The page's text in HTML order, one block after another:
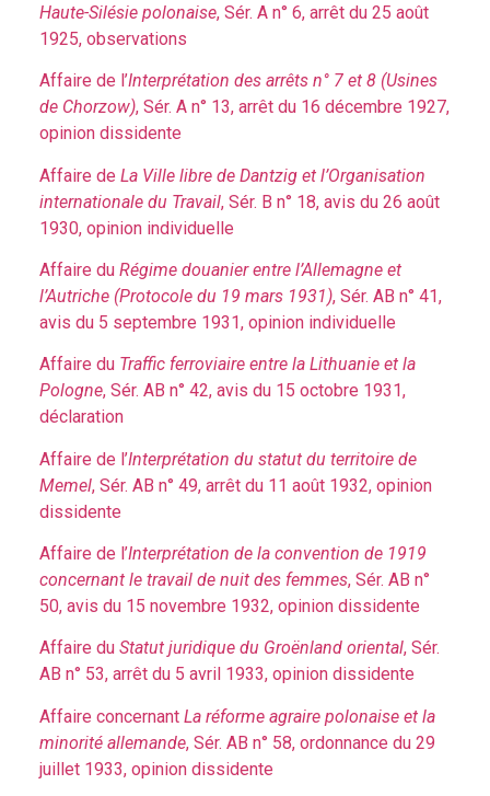
Haute-Silésie polonaise, Sér. A n° 6, arrêt du 25 août
1925, observations
Affaire de l’Interprétation des arrêts n° 7 et 8 (Usines
de Chorzow), Sér. A n° 13, arrêt du 16 décembre 1927,
opinion dissidente
Affaire de La Ville libre de Dantzig et l’Organisation
internationale du Travail, Sér. B n° 18, avis du 26 août
1930, opinion individuelle
Affaire du Régime douanier entre l’Allemagne et
l’Autriche (Protocole du 19 mars 1931), Sér. AB n° 41,
avis du 5 septembre 1931, opinion individuelle
Affaire du Traffic ferroviaire entre la Lithuanie et la
Pologne, Sér. AB n° 42, avis du 15 octobre 1931,
déclaration
Affaire de l’Interprétation du statut du territoire de
Memel, Sér. AB n° 49, arrêt du 11 août 1932, opinion
dissidente
Affaire de l’Interprétation de la convention de 1919
concernant le travail de nuit des femmes, Sér. AB n°
50, avis du 15 novembre 1932, opinion dissidente
Affaire du Statut juridique du Groënland oriental, Sér.
AB n° 53, arrêt du 5 avril 1933, opinion dissidente
Affaire concernant La réforme agraire polonaise et la
minorité allemande, Sér. AB n° 58, ordonnance du 29
juillet 1933, opinion dissidente